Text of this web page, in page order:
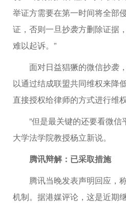
举证方需要在第一时间将全部
证，否则一旦抄袭方删除证据
难以起诉。”
面对日益猖獗的微信抄袭
以通过结成联盟共同维权来降
直接授权给律师的方式进行维权
”但是最关键的还要看微信
大学法学院教授杨立新说。
腾讯辩解：已采取措施
腾讯当晚发表声明回应，称
机制。据港媒评论，这是近期